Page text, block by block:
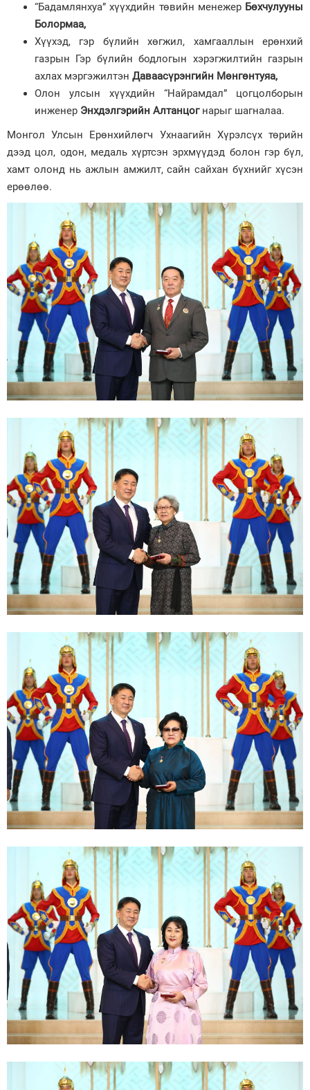
“Бадамлянхуа” хүүхдийн төвийн менежер Бөхчулууны
Болормаа,
Хүүхэд, гэр бүлийн хөгжил, хамгааллын ерөнхий
газрын Гэр бүлийн бодлогын хэрэгжилтийн газрын
ахлах мэргэжилтэн Даваасүрэнгийн Мөнгөнтуяа,
Олон улсын хүүхдийн “Найрамдал” цогцолборын
инженер Энхдэлгэрийн Алтанцогнарыг шагналаа.
Монгол Улсын Ерөнхийлөгч Ухнаагийн Хүрэлсүх төрийн
дээд цол, одон, медаль хүртсэн эрхмүүдэд болон гэр бүл,
хамт олонд нь ажлын амжилт, сайн сайхан бүхнийг хүсэн
ерөөлөө.